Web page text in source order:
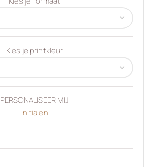
Kies je printkleur
PERSONALISEER MIJ
Initialen